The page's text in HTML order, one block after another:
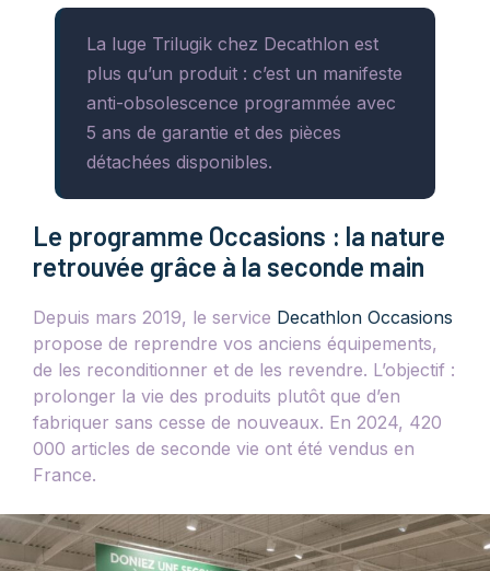
La luge Trilugik chez Decathlon est
plus qu’un produit : c’est un manifeste
anti-obsolescence programmée avec
5 ans de garantie et des pièces
détachées disponibles.
Le programme Occasions : la nature
retrouvée grâce à la seconde main
Depuis mars 2019, le service Decathlon Occasions
propose de reprendre vos anciens équipements,
de les reconditionner et de les revendre. L’objectif :
prolonger la vie des produits plutôt que d’en
fabriquer sans cesse de nouveaux. En 2024, 420
000 articles de seconde vie ont été vendus en
France.